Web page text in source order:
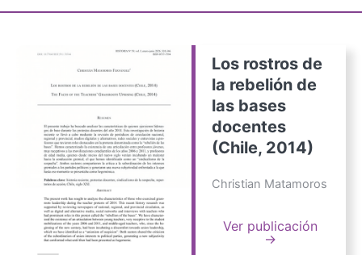
Los rostros de
la rebelión de
las bases
docentes
(Chile, 2014)
Christian Matamoros
Ver publicación
→